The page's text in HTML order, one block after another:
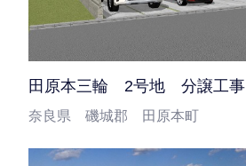
田原本三輪 2号地 分譲工事
奈良県 磯城郡 田原本町